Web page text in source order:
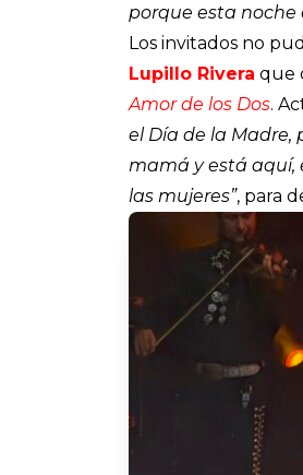
porque esta noche
Los invitados no
Lupillo Rivera que
Amor de los Dos.
el Día de la
mamá y está aquí,
las mujeres”, para